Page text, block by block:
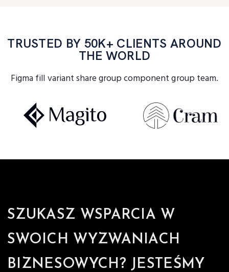
TRUSTED BY 50K+ CLIENTS AROUND
THE WORLD
Figma fill variant share group component group team.
SZUKASZ WSPARCIA W
SWOICH WYZWANIACH
BIZNESOWYCH? JESTEŚMY